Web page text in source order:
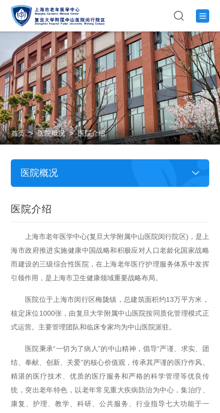
首页 > 医院概况 > 医院介绍
医院概况
志愿服务
党群建设
医院介绍
上海市老年医学中心(复旦大学附属中山医院闵行院区)，是上
海市政府推进实施健康中国战略和积极应对人口老龄化国家战略
而建设的三级综合性医院，在上海老年医疗护理服务体系中发挥
引领作用，是上海市卫生健康领域重要战略布局。
医院位于上海市闵行区梅陇镇，总建筑面积约13万平方米，
核定床位1000张，由复旦大学附属中山医院按同质化管理模式正
式运营。主要管理团队和临床专家均为中山医院派驻。
医院秉承“一切为了病人”的中山精神，倡导“严谨、求实、团
结、奉献、创新、关爱”的核心价值观，传承其严谨的医疗作风、
精湛的医疗技术、优质的医疗服务和严格的科学管理等优良传
统，突出老年特色，以老年常见重大疾病防治为中心，集治疗、
康复、护理、教学、科研、公共服务、行业指导七大功能于一